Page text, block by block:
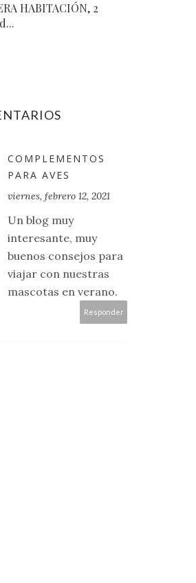
HABITACIÓN, 2
COMPLEMENTOS
PARA AVES
viernes, febrero 12, 2021
Un blog muy
interesante, muy
buenos consejos para
viajar con nuestras
mascotas en verano.
Responder